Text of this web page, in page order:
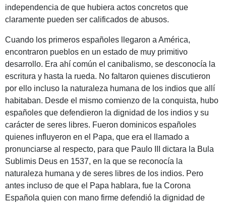
independencia de que hubiera actos concretos que
claramente pueden ser calificados de abusos.
Cuando los primeros españoles llegaron a América,
encontraron pueblos en un estado de muy primitivo
desarrollo. Era ahí común el canibalismo, se desconocía la
escritura y hasta la rueda. No faltaron quienes discutieron
por ello incluso la naturaleza humana de los indios que allí
habitaban. Desde el mismo comienzo de la conquista, hubo
españoles que defendieron la dignidad de los indios y su
carácter de seres libres. Fueron dominicos españoles
quienes influyeron en el Papa, que era el llamado a
pronunciarse al respecto, para que Paulo III dictara la Bula
Sublimis Deus en 1537, en la que se reconocía la
naturaleza humana y de seres libres de los indios. Pero
antes incluso de que el Papa hablara, fue la Corona
Española quien con mano firme defendió la dignidad de